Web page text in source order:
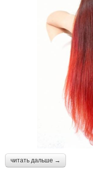
читать дальше →